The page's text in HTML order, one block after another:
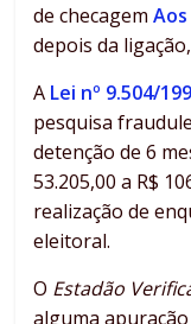
de checagem
depois da
A Lei nº 9.504/
pesquisa
detenção de 6
53.205,00 a R$
realização de
eleitoral.
O Estadão
alguma